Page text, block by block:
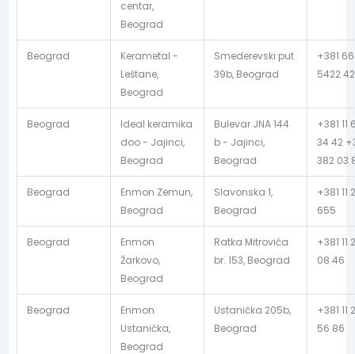
centar,
Beograd
Beograd
Kerametal -
Leštane,
Beograd
Smederevski put
39b, Beograd
+381 66
5422
Beograd
Ideal keramika
doo - Jajinci,
Beograd
Bulevar JNA 144
b - Jajinci,
Beograd
+381 11
34 42
382 03
Beograd
Enmon Zemun,
Beograd
Slavonska 1,
Beograd
+381 11
655
Beograd
Enmon
Žarkovo,
Beograd
Ratka Mitrovića
br. 153, Beograd
+381 11
08 46
Beograd
Enmon
Ustanička,
Beograd
Ustanička 205b,
Beograd
+381 11
56 86